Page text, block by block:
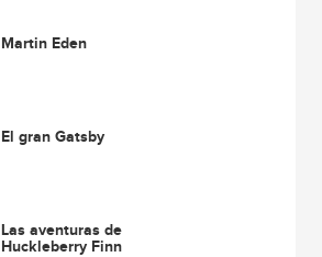
Martin Eden
El gran Gatsby
Las aventuras de
Huckleberry Finn